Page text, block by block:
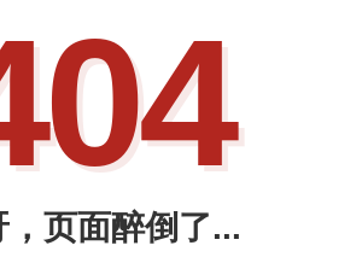
，页面醉倒了...